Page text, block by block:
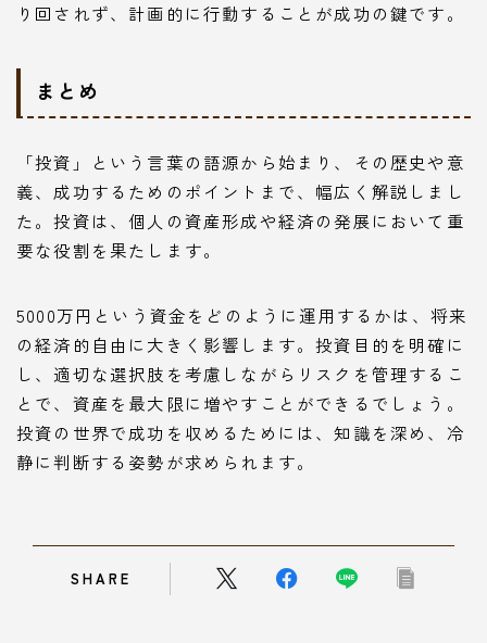
り回されず、計画的に行動することが成功の鍵です。
まとめ
「投資」という言葉の語源から始まり、その歴史や意
義、成功するためのポイントまで、幅広く解説しまし
た。投資は、個人の資産形成や経済の発展において重
要な役割を果たします。
5000万円という資金をどのように運用するかは、将来
の経済的自由に大きく影響します。投資目的を明確に
し、適切な選択肢を考慮しながらリスクを管理するこ
とで、資産を最大限に増やすことができるでしょう。
投資の世界で成功を収めるためには、知識を深め、冷
静に判断する姿勢が求められます。
SHARE